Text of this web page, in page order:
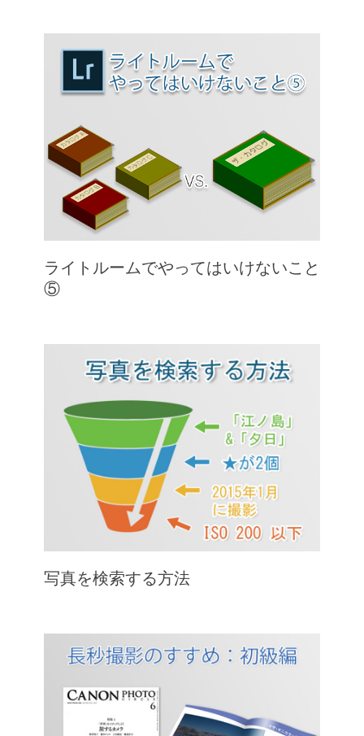
ライトルームでやってはいけないこと
⑤
写真を検索する方法